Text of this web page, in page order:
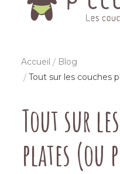
Accueil
Blog
Tout sur les couches
Tout sur
plates (ou